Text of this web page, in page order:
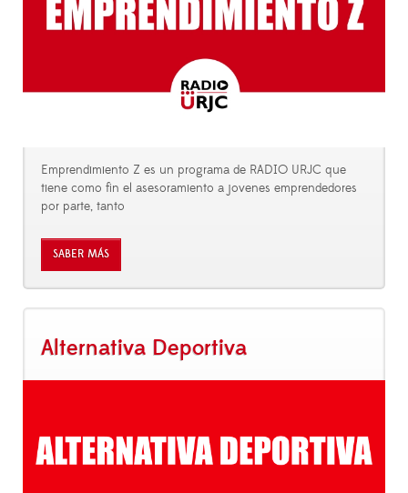
Emprendimiento Z es un programa de RADIO URJC que
tiene como fin el asesoramiento a jovenes emprendedores
por parte, tanto
SABER MÁS
Alternativa Deportiva